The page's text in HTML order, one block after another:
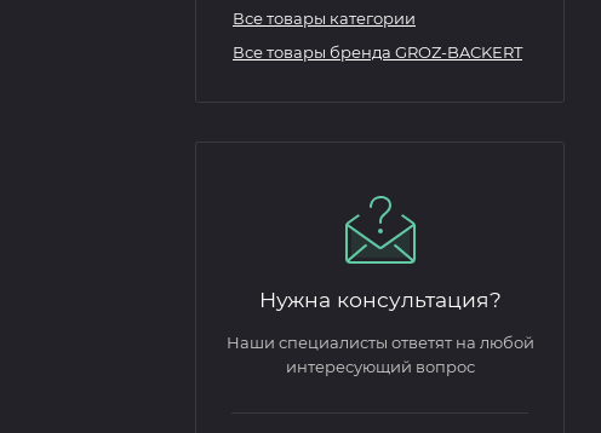
Все товары категории
Все товары бренда GROZ-BACKERT
Нужна консультация?
Наши специалисты ответят на любой
интересующий вопрос